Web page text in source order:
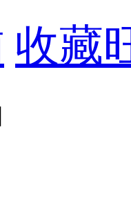
收藏